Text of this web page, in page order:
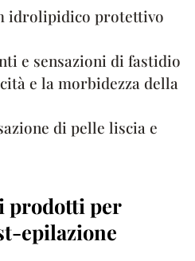
idrolipidico protettivo
e sensazioni di fastidio
e la morbidezza della
di pelle liscia e
prodotti per
epilazione